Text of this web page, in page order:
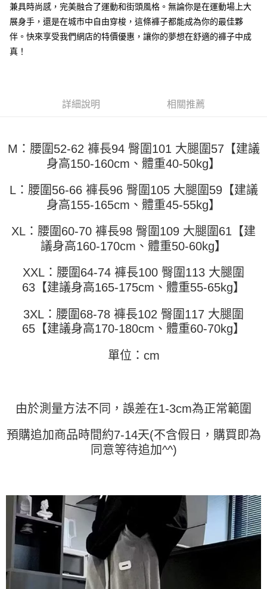
2.付款方式選擇「大哥付你分期」，訂單成立後會自動跳轉到大哥付的交易
流程，驗證手機門號後，選擇欲分期的期數、繳款截止日，確認付款後即完
成交易。
3.實際核准額度、可分期數及費用金額請依後續交易確認頁面所載為準。
4.訂單成立30分鐘內，如未前往確認交易或遇審核未通過，訂單將自動取
【注意事項】
1.本服務係由「台灣大哥大股份有限公司」（以下簡稱本公司）所提供，讓
用戶於交易時，得透過本服務購買商品或服務，並由商店將買賣／分期付款
2.基於同意付款使用「大哥付你分期」之契約關係目的，商店將以您的個人
資料（包含姓名、電話或地址）提供予台灣大哥大進項蒐集、處理及利用，
由本公司與您本人進行分期帳單所需資料之確認、核對及更正。
相關說明
【關於「AFTEE先享後付」】
AFTEE先享後付是「在收到商品之後才付款」的支付方式。 讓您購物簡單
便利好安心！
１．簡單：不需註冊會員、不需綁卡、不需儲值。
１．於結帳方式選擇「AFTEE先享後付」後，將跳轉至「AFTEE先享後付」
ATM／網路銀行／等多元方式進行付款，方視為交易完成。
※ 請注意：結帳手續完成當下不需立刻繳費，但若您需要取消訂單，請聯絡
購買商品的店家。未經商家同意取消之訂單仍視為有效，需透過AFTEE先享
※ 交易是否成功請以「AFTEE先享後付 」之結帳頁面顯示為準，若有關於
是否繳費成功／繳費後需取消欲退款等相關疑問，請聯繫「AFTEE先享後付
https://netprotections.freshdesk.com/support/home
【注意事項】
１．透過由恩沛科技股份有限公司提供之「AFTEE先享後付」服務完成之交
權轉讓予恩沛科技股份有限公司。
２．關於個人資料處理事宜，請瀏覽以下網址：
https://aftee.tw/terms/#terms3
「AFTEE先享後付」，若未經同意申辦者引起之損失，本公司不負相關責
４．使用「AFTEE先享後付」時，將依據個別帳號之用戶狀況，依本公司即
運送方式
7-11取貨付款
每筆NT$45，滿NT$499(含以上)免運費
付款 後7-11取貨
每筆NT$45，滿NT$499(含以上)免運費
宅配
每筆NT$70，滿NT$499(含以上)免運費
兼具時尚感，完美融合了運動和街頭風格。無論你是在運動場上大
展身手，還是在城市中自由穿梭，這條褲子都能成為你的最佳夥
伴。快來享受我們網店的特價優惠，讓你的夢想在舒適的褲子中成
真！
詳細說明 相關推薦
M：腰圍52-62 褲長94 臀圍101 大腿圍57【建議
身高150-160cm、體重40-50kg】
L：腰圍56-66 褲長96 臀圍105 大腿圍59【建議
身高155-165cm、體重45-55kg】
XL：腰圍60-70 褲長98 臀圍109 大腿圍61【建
議身高160-170cm、體重50-60kg】
XXL：腰圍64-74 褲長100 臀圍113 大腿圍
63【建議身高165-175cm、體重55-65kg】
3XL：腰圍68-78 褲長102 臀圍117 大腿圍
65【建議身高170-180cm、體重60-70kg】
單位：cm
由於測量方法不同，誤差在1-3cm為正常範圍
預購追加商品時間約7-14天(不含假日，購買即為
同意等待追加^^)